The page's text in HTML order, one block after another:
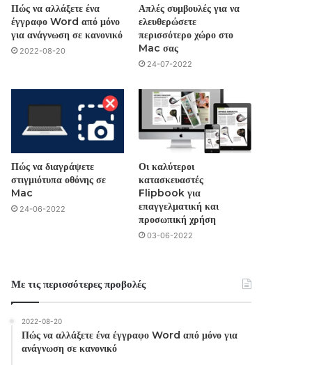
Πώς να αλλάξετε ένα
έγγραφο Word από μόνο
για ανάγνωση σε κανονικό
2022-08-20
Απλές συμβουλές για να
ελευθερώσετε
περισσότερο χώρο στο
Mac σας
24-07-2022
Πώς να διαγράψετε
στιγμιότυπα οθόνης σε
Mac
24-06-2022
Οι καλύτεροι
κατασκευαστές
Flipbook για
επαγγελματική και
προσωπική χρήση
03-06-2022
Με τις περισσότερες προβολές
2022-08-20
Πώς να αλλάξετε ένα έγγραφο Word από μόνο για
ανάγνωση σε κανονικό